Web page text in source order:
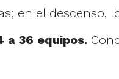
en el
a 36 equipos.